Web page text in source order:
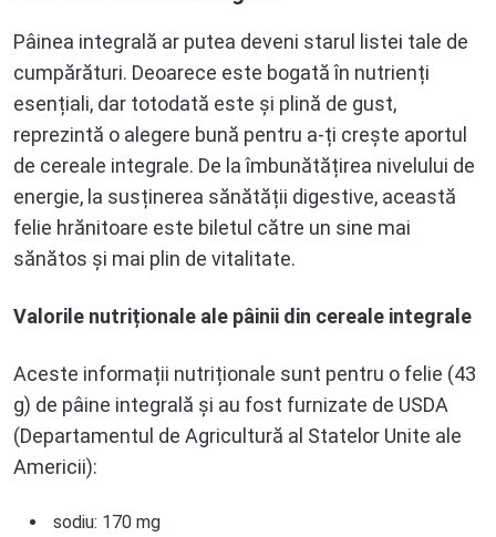
Pâinea integrală ar putea deveni starul listei tale de
cumpărături. Deoarece este bogată în nutrienți
esențiali, dar totodată este și plină de gust,
reprezintă o alegere bună pentru a-ți crește aportul
de cereale integrale. De la îmbunătățirea nivelului de
energie, la susținerea sănătății digestive, această
felie hrănitoare este biletul către un sine mai
sănătos și mai plin de vitalitate.
Valorile nutriționale ale pâinii din cereale integrale
Aceste informații nutriționale sunt pentru o felie (43
g) de pâine integrală și au fost furnizate de USDA
(Departamentul de Agricultură al Statelor Unite ale
Americii):
sodiu: 170 mg